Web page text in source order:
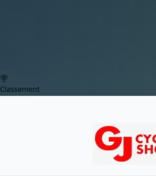
Classement